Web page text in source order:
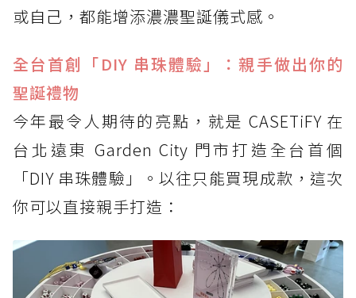
或自己，都能增添濃濃聖誕儀式感。
全台首創「DIY 串珠體驗」：親手做出你的
聖誕禮物
今年最令人期待的亮點，就是 CASETiFY 在
台北遠東 Garden City 門市打造全台首個
「DIY 串珠體驗」。以往只能買現成款，這次
你可以直接親手打造：